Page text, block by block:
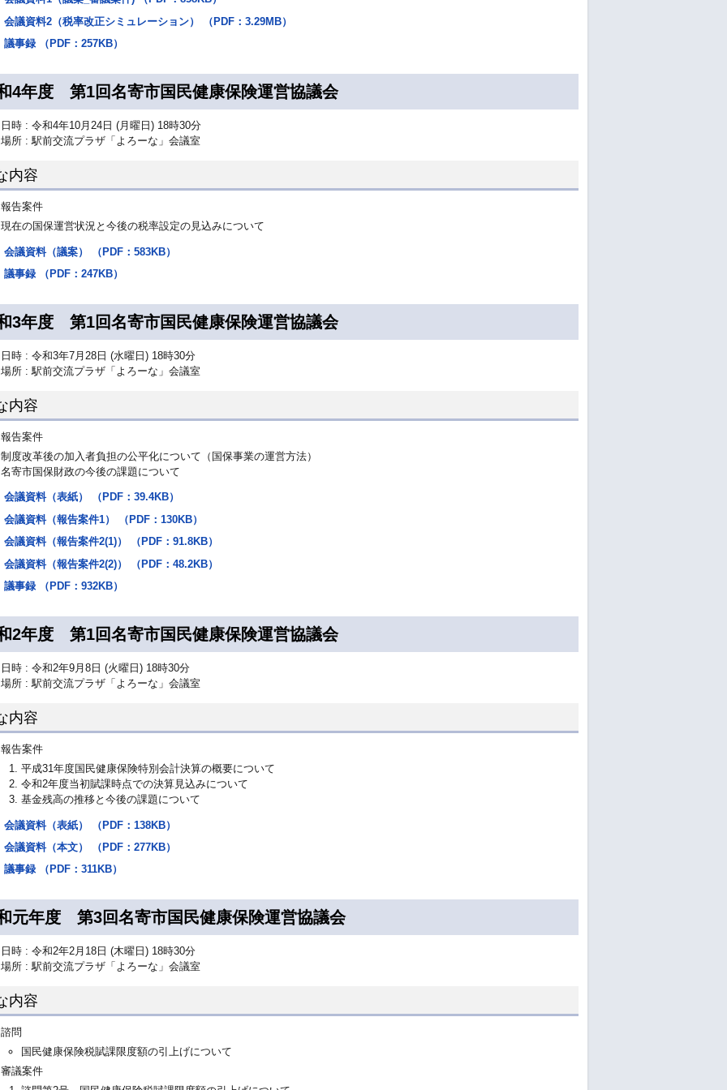
会議資料2（税率改正シミュレーション） （PDF：3.29MB）
議事録 （PDF：257KB）
4年度 第1回名寄市国民健康保険運営協議会
日時 : 令和4年10月24日 (月曜日) 18時30分
場所 : 駅前交流プラザ「よろーな」会議室
内容
報告案件
現在の国保運営状況と今後の税率設定の見込みについて
会議資料（議案） （PDF：583KB）
議事録 （PDF：247KB）
3年度 第1回名寄市国民健康保険運営協議会
日時 : 令和3年7月28日 (水曜日) 18時30分
場所 : 駅前交流プラザ「よろーな」会議室
内容
報告案件
制度改革後の加入者負担の公平化について（国保事業の運営方法）
名寄市国保財政の今後の課題について
会議資料（表紙） （PDF：39.4KB）
会議資料（報告案件1） （PDF：130KB）
会議資料（報告案件2(1)） （PDF：91.8KB）
会議資料（報告案件2(2)） （PDF：48.2KB）
議事録 （PDF：932KB）
2年度 第1回名寄市国民健康保険運営協議会
日時 : 令和2年9月8日 (火曜日) 18時30分
場所 : 駅前交流プラザ「よろーな」会議室
内容
報告案件
平成31年度国民健康保険特別会計決算の概要について
令和2年度当初賦課時点での決算見込みについて
基金残高の推移と今後の課題について
会議資料（表紙） （PDF：138KB）
会議資料（本文） （PDF：277KB）
議事録 （PDF：311KB）
元年度 第3回名寄市国民健康保険運営協議会
日時 : 令和2年2月18日 (木曜日) 18時30分
場所 : 駅前交流プラザ「よろーな」会議室
内容
諮問
国民健康保険税賦課限度額の引上げについて
審議案件